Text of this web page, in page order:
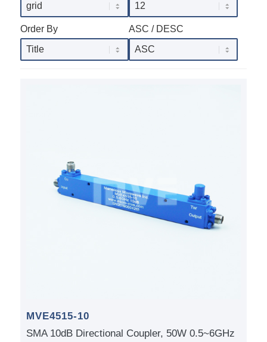
Order By ASC / DESC
MVE4515-10
SMA 10dB Directional Coupler, 50W 0.5~6GHz